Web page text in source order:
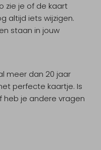
zie je of de kaart
altijd iets wijzigen.
staan in jouw
meer dan 20 jaar
perfecte kaartje. Is
heb je andere vragen